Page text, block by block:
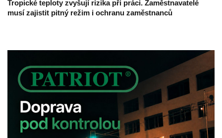
Tropické teploty zvyšují rizika při práci. Zaměstnavatelé
musí zajistit pitný režim i ochranu zaměstnanců